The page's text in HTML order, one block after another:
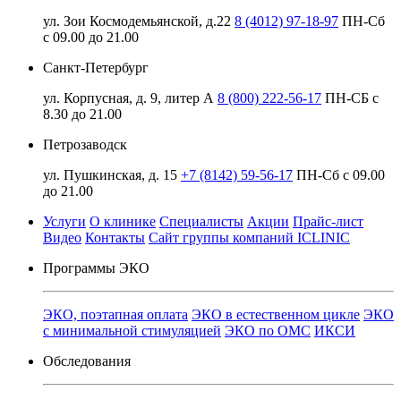
ул. Зои Космодемьянской, д.22 8 (4012) 97-18-97 ПН-Сб
с 09.00 до 21.00
Санкт-Петербург
ул. Корпусная, д. 9, литер А 8 (800) 222-56-17 ПН-СБ с
8.30 до 21.00
Петрозаводск
ул. Пушкинская, д. 15 +7 (8142) 59-56-17 ПН-Сб с 09.00
до 21.00
Услуги О клинике Специалисты Акции Прайс-лист
Видео Контакты Сайт группы компаний ICLINIC
Программы ЭКО
ЭКО, поэтапная оплата ЭКО в естественном цикле ЭКО
с минимальной стимуляцией ЭКО по ОМС ИКСИ
Обследования